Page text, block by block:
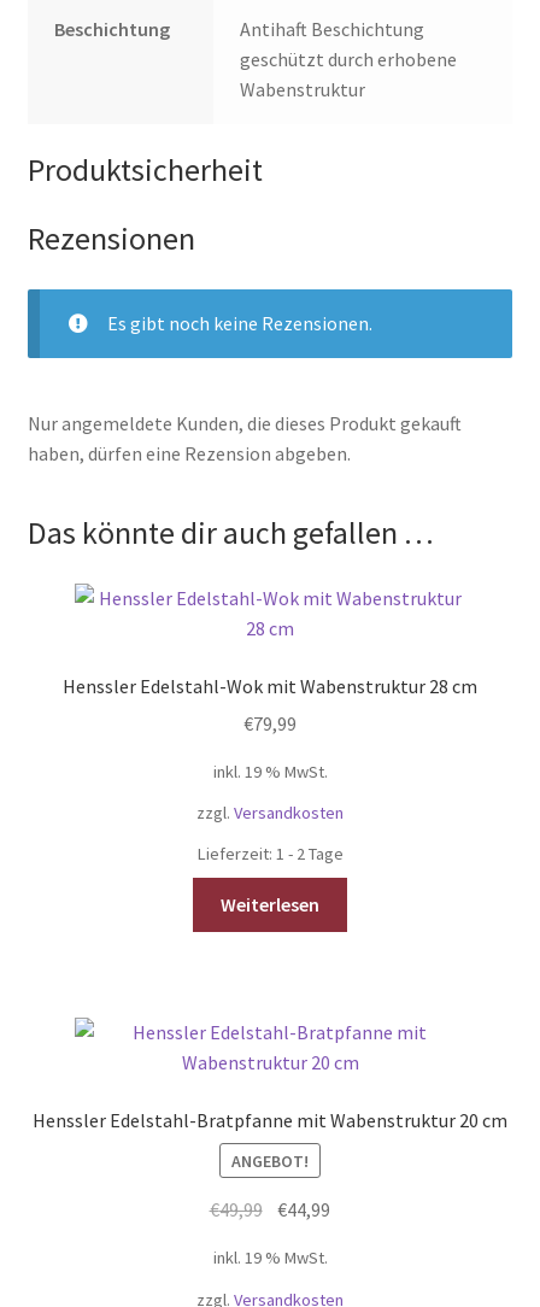
Beschichtung
Antihaft Beschichtung
geschützt durch erhobene
Wabenstruktur
Produktsicherheit
Rezensionen
Es gibt noch keine Rezensionen.
Nur angemeldete Kunden, die dieses Produkt gekauft
haben, dürfen eine Rezension abgeben.
Das könnte dir auch gefallen …
Henssler Edelstahl-Wok mit Wabenstruktur 28 cm
€79,99
inkl. 19 % MwSt.
zzgl. Versandkosten
Lieferzeit: 1 - 2 Tage
Weiterlesen
Henssler Edelstahl-Bratpfanne mit Wabenstruktur 20 cm
ANGEBOT!
€49,99 Ursprünglicher
war:
€49,99
€44,99
€44,99.
inkl. 19 % MwSt.
zzgl. Versandkosten